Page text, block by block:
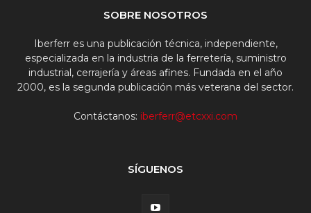
SOBRE NOSOTROS
Iberferr es una publicación técnica, independiente,
especializada en la industria de la ferretería, suministro
industrial, cerrajería y áreas afines. Fundada en el año
2000, es la segunda publicación más veterana del sector.
Contáctanos: iberferr@etcxxi.com
SÍGUENOS